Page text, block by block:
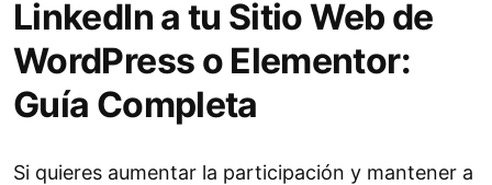
LinkedIn a tu Sitio Web de
WordPress o Elementor:
Guía Completa
Si quieres aumentar la participación y mantener a